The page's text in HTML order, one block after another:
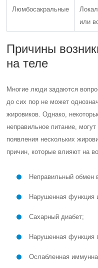
Люмбосакральные
или
Причины
на теле
Многие люди задаются
до сих пор не может
жировиков. Однако,
неправильное питание,
появления нескольких
причин, которые влияют на
Неправильный обмен
Нарушенная функция
Сахарный диабет;
Нарушенная функция
Ослабленная